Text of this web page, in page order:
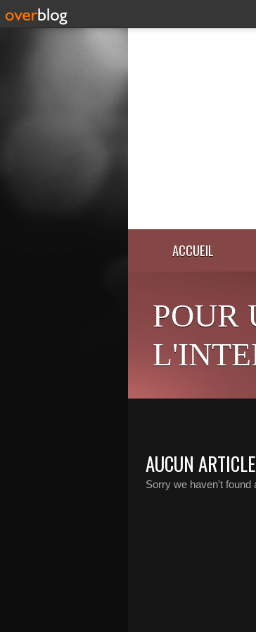
ACCUEIL
POUR
AUCUN ARTICLE
Sorry we haven't found